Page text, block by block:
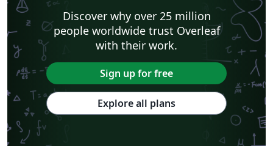
Discover why over 25 million
people worldwide trust Overleaf
with their work.
Sign up for free
Explore all plans